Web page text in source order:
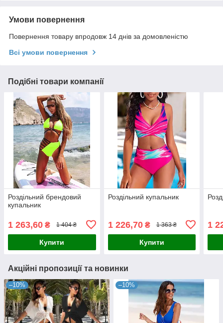
Умови повернення
Повернення товару впродовж 14 днів за домовленістю
Всі умови повернення
Подібні товари компанії
Роздільний брендовий
купальник
1 263,60 ₴ 1 404 ₴
Купити
Роздільний купальник
1 226,70₴ 1 363 ₴
Купити
1
Акційні пропозиції та новинки
–10% –10%